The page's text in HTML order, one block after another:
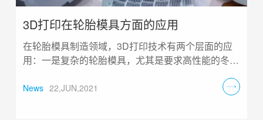
3D打印在轮胎模具方面的应用
在轮胎模具制造领域，3D打印技术有两个层面的应
用：一是复杂的轮胎模具，尤其是要求高性能的冬季
外大型工厂中投入应用。
News 22,JUN,2021